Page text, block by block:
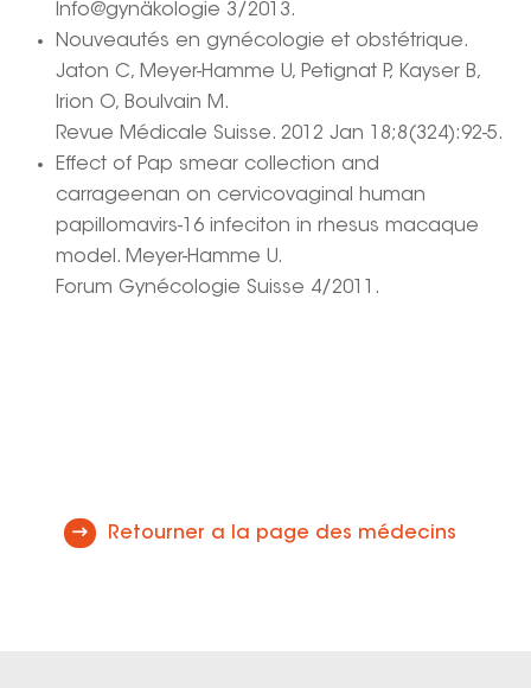
Info@gynäkologie 3/2013.
Nouveautés en gynécologie et obstétrique.
Jaton C, Meyer-Hamme U, Petignat P, Kayser B,
Irion O, Boulvain M.
Revue Médicale Suisse. 2012 Jan 18;8(324):92-5.
Effect of Pap smear collection and
carrageenan on cervicovaginal human
papillomavirs-16 infeciton in rhesus macaque
model. Meyer-Hamme U.
Forum Gynécologie Suisse 4/2011.
Retourner a la page des médecins